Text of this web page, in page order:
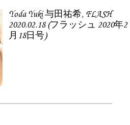
Yoda Yuki 与田祐希, FLASH
2020.02.18 (フラッシュ 2020年2
月18日号)